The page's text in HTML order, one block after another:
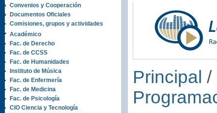
Convenios y Cooperación
Documentos Oficiales
Comisiones, grupos y actividades
Académico
Fac. de Derecho
Fac. de CCSS
Fac. de Humanidades
Instituto de Música
Fac. de Enfermería
Fac. de Medicina
Fac. de Psicología
CIO Ciencia y Tecnología
Principal /